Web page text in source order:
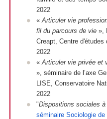
2022
« Articuler vie
fil du parcours de vie »,
Creapt, Centre
2022
« Articuler vie privée et
», séminaire de l’axe
LISE, Conservatoire
2022
"Dispositions sociales à
séminaire Sociologie